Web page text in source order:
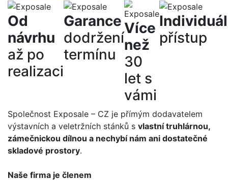
Od
návrhu
až po
realizaci
Garance
dodržení
termínu
Více
než
30
let s
vámi
přístup
Společnost Exposale – CZ je přímým dodavatelem
výstavních a veletržních stánků s vlastní truhlárnou,
zámečnickou dílnou a nechybí nám ani dostatečné
skladové prostory.
Naše firma je členem